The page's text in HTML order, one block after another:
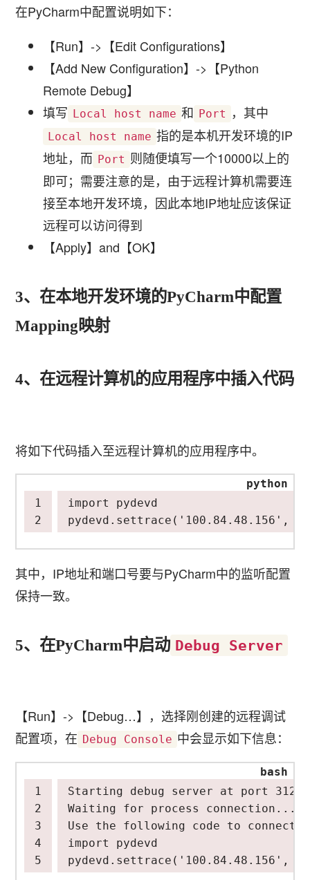
在PyCharm中配置说明如下：
【Run】->【Edit Configurations】
【Add New Configuration】->【Python
Remote Debug】
填写 Local host name 和 Port ，其中
Local host name 指的是本机开发环境的IP
地址，而 Port 则随便填写一个10000以上的
即可；需要注意的是，由于远程计算机需要连
接至本地开发环境，因此本地IP地址应该保证
远程可以访问得到
【Apply】and【OK】
3、在本地开发环境的PyCharm中配置
Mapping映射
4、在远程计算机的应用程序中插入代码
将如下代码插入至远程计算机的应用程序中。
import
pydevd
pydevd . settrace ( '100.84.48.156' ,
其中，IP地址和端口号要与PyCharm中的监听配置
保持一致。
5、在PyCharm中启动 Debug Server
【Run】->【Debug…】，选择刚创建的远程调试
配置项，在 Debug Console 中会显示如下信息：
Starting debug server at port 31235
Waiting for
pydevd.settrace ( '100.84.48.156' ,